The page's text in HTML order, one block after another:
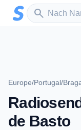
Zum Hauptinhalt
search
Sender suchen
Europe/Portugal/
de Basto